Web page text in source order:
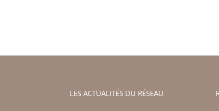
LES ACTUALITÉS DU RÉSEAU